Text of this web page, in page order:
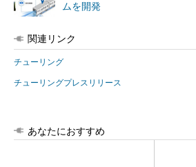
ムを開発
関連リンク
チューリング
チューリングプレスリリース
あなたにおすすめ